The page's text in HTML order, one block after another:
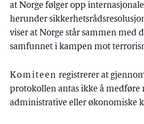
at Norge følger opp
herunder
viser at Norge står sammen med
samfunnet i kampen mot
Komiteen registrerer at
protokollen antas ikke å medføre
administrative eller økonomiske